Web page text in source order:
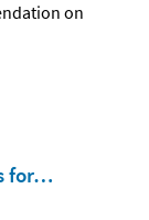
on
for…